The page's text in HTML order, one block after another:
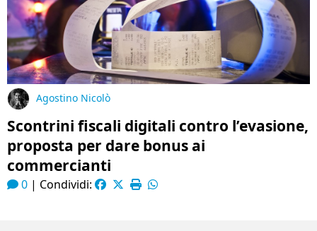
Agostino Nicolò
Scontrini fiscali digitali contro l’evasione,
proposta per dare bonus ai
commercianti
0 | Condividi: